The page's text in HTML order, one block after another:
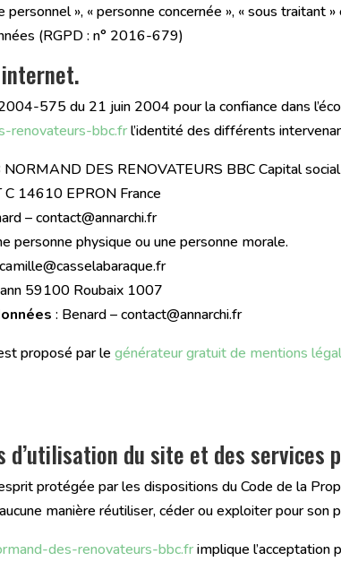
», « personne concernée », « sous
(RGPD : n° 2016-679)
575 du 21 juin 2004 pour la confiance dans
renovateurs-bbc.frl’identité des différents
NORMAND DES RENOVATEURS BBC Capital
14610 EPRON France
– contact@annarchi.fr
personne physique ou une personne morale.
59100 Roubaix 1007
: Benard – contact@annarchi.fr
proposé par le générateur gratuit de mentions
d’utilisation du site et des services
protégée par les dispositions du Code de la
manière réutiliser, céder ou exploiter pour
des-renovateurs-bbc.frimplique l’acceptation